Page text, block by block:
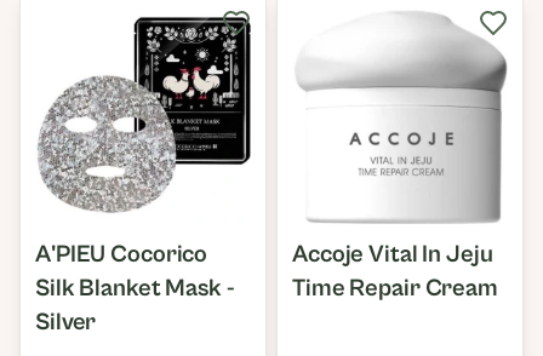
A'PIEU Cocorico
Silk Blanket Mask -
Silver
Accoje Vital In Jeju
Time Repair Cream